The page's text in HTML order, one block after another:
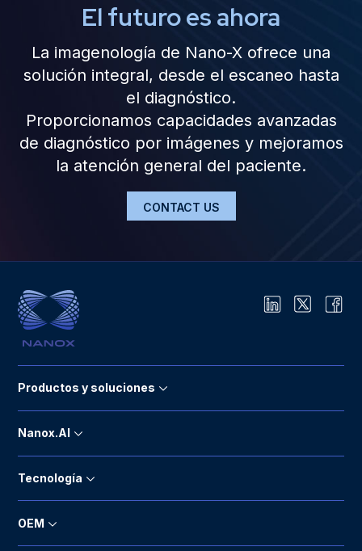
El futuro es ahora
La imagenología de Nano-X ofrece una
solución integral, desde el escaneo hasta
el diagnóstico.
Proporcionamos capacidades avanzadas
de diagnóstico por imágenes y mejoramos
la atención general del paciente.
CONTACT US
Productos y soluciones
Nanox.AI
Tecnología
OEM